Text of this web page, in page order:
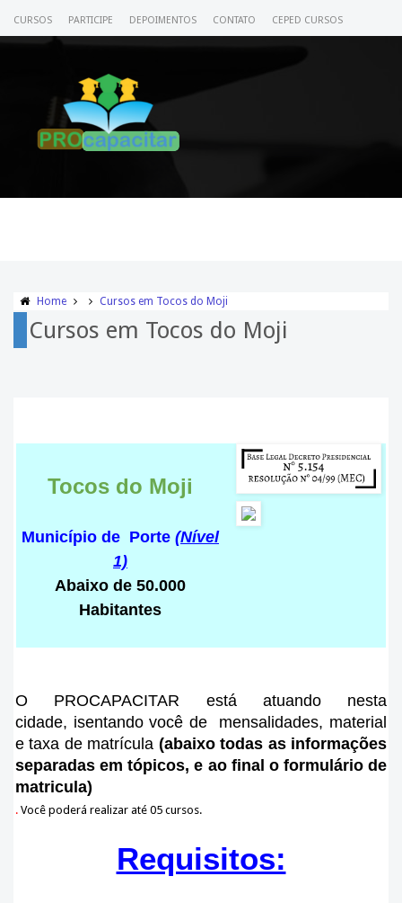
CURSOS PARTICIPE DEPOIMENTOS CONTATO CEPED CURSOS
Home Cursos em Tocos do Moji
Cursos em Tocos do Moji
Tocos do Moji
Município de Porte (Nível
1)
Abaixo de 50.000
Habitantes
O PROCAPACITAR está atuando nesta
cidade, isentando você de mensalidades, material
e taxa de matrícula (abaixo todas as informações
separadas em tópicos, e ao final o formulário de
matricula)
. Você poderá realizar até 05 cursos.
Requisitos: